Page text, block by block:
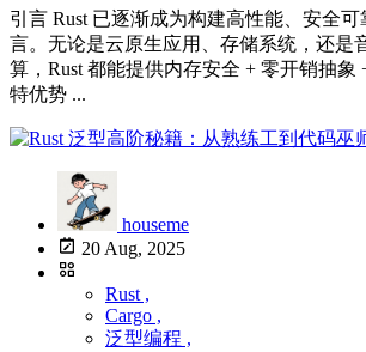
引言 Rust 已逐渐成为构建高性能、安全
言。无论是云原生应用、存储系统，还是
算，Rust 都能提供内存安全 + 零开销抽象
特优势 ...
houseme
20 Aug, 2025
Rust ,
Cargo ,
泛型编程 ,